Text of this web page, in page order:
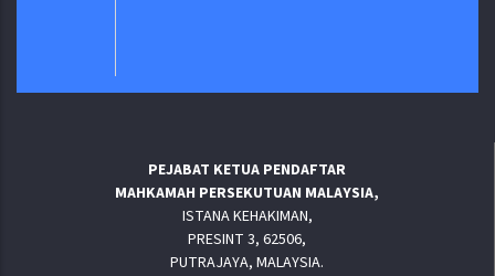
PEJABAT KETUA PENDAFTAR
MAHKAMAH PERSEKUTUAN MALAYSIA,
ISTANA KEHAKIMAN,
PRESINT 3, 62506,
PUTRAJAYA, MALAYSIA.